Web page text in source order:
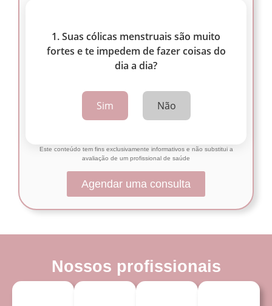
1. Suas cólicas menstruais são muito
fortes e te impedem de fazer coisas do
dia a dia?
Sim Não
Este conteúdo tem fins exclusivamente informativos e não substitui a
avaliação de um profissional de saúde
Agendar uma consulta
Nossos profissionais